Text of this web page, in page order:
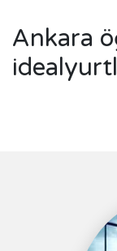
Ankara